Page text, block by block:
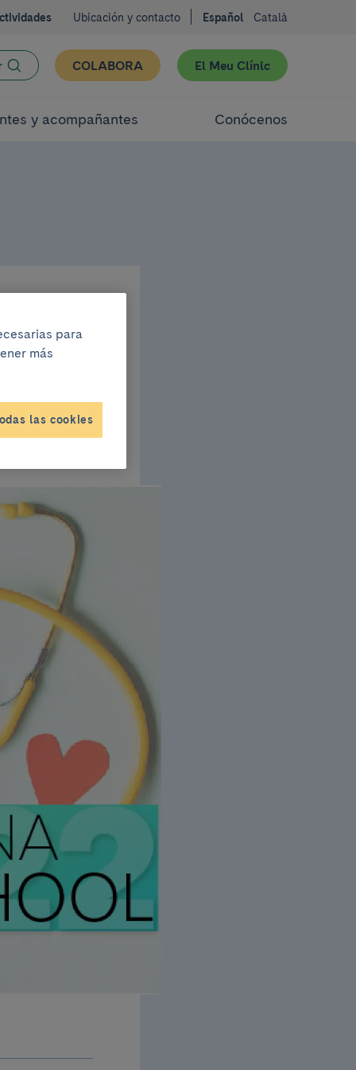
Ubicación y contacto Español Català
COLABORA El Meu Clínic
y acompañantes Conócenos
para
más
las cookies